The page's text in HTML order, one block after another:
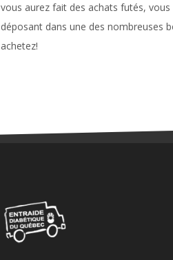
vous aurez fait des achats futés,
déposant dans une des nombreuses
achetez!